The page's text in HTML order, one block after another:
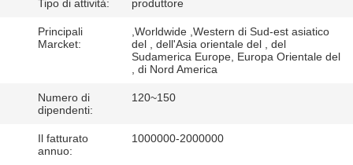
GIRO
DELLA
CONTROLLO
Tipo di attività: produttore
Principali
Marcket:
,Worldwide ,Western di Sud-est asiatico
del , dell'Asia orientale del , del
Sudamerica Europe, Europa Orientale del
, di Nord America
Numero di
dipendenti:
120~150
Il fatturato
annuo:
1000000-2000000